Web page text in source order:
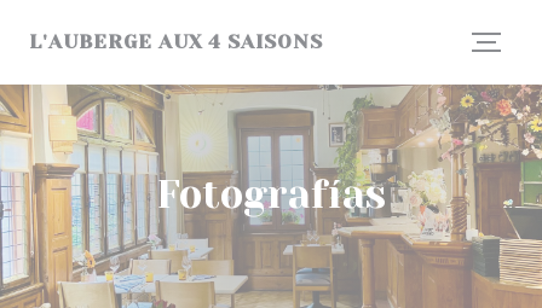
L'AUBERGE AUX 4 SAISONS
Fotografías